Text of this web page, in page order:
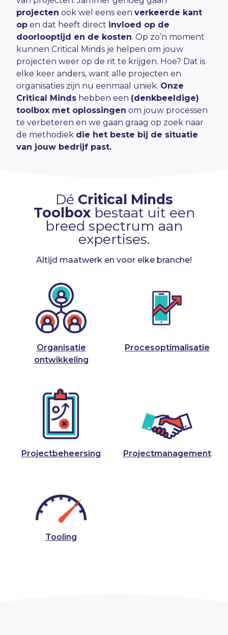
projecten ook wel eens een verkeerde kant
op en dat heeft direct invloed op de
doorlooptijd en de kosten. Op zo’n moment
kunnen Critical Minds je helpen om jouw
projecten weer op de rit te krijgen. Hoe? Dat is
elke keer anders, want alle projecten en
organisaties zijn nu eenmaal uniek. Onze
Critical Minds hebben een (denkbeeldige)
toolbox met oplossingen om jouw processen
te verbeteren en we gaan graag op zoek naar
de methodiek die het beste bij de situatie
van jouw bedrijf past.
Dé Critical Minds
Toolboxbestaat uit een
breed spectrum aan
expertises.
Altijd maatwerk en voor elke branche!
Organisatie
ontwikkeling
Procesoptimalisatie
Projectbeheersing Projectmanagement
Tooling